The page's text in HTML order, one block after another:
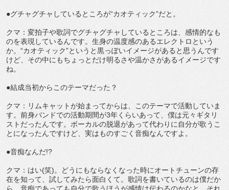
●グチャグチャしているところが“カオティック”だと。
クマ：変拍子や歌詞でグチャグチャしているところは、感情的なも
のを表現しているんです。生身の温度感のあるエレクトロという
か。“カオティック”というと黒っぽいイメージがあると思うんです
けど、その中にもちょっとだけ明るさや温かさがあるイメージです
ね。
●結成当初からこのテーマだった？
クマ：リムキャットが始まってからは、このテーマで活動していま
す。前身バンドでの活動期間が3年くらいあって、僕は元々ギタリ
ストだったんです。ボーカルの脱退があって代わりに自分が歌うこ
とになったんですけど、実はものすごく音痴なんですよ。
●音痴なんだ!?
クマ：はい(笑)。どうにもならなくなった時にオートチューンの存
在を知って、試してみたら面白くて。歌詞を書いているのは僕だか
ら、音痴であっても自分で歌うほうが感情は伝わるのかなと。それ